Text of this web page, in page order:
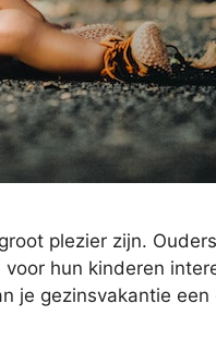
plezier zijn.
hun kinderen
je gezinsvakantie